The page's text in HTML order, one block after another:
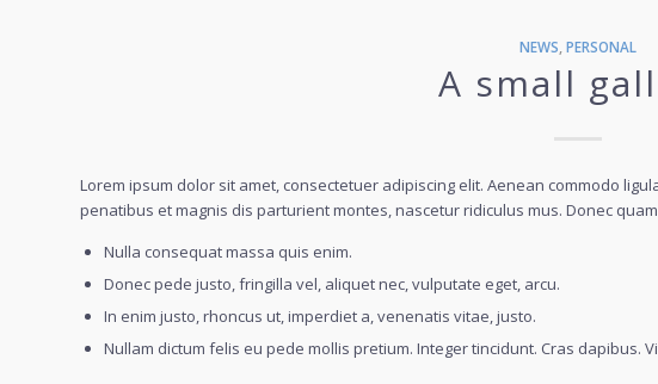
NEWS PERSONAL
A small
Lorem ipsum dolor sit amet, consectetuer adipiscing elit. Aenean commodo
penatibus et magnis dis parturient montes, nascetur ridiculus mus. Donec
Nulla consequat massa quis enim.
Donec pede justo, fringilla vel, aliquet nec, vulputate eget, arcu.
In enim justo, rhoncus ut, imperdiet a, venenatis vitae, justo.
Nullam dictum felis eu pede mollis pretium. Integer tincidunt. Cras dapibus.